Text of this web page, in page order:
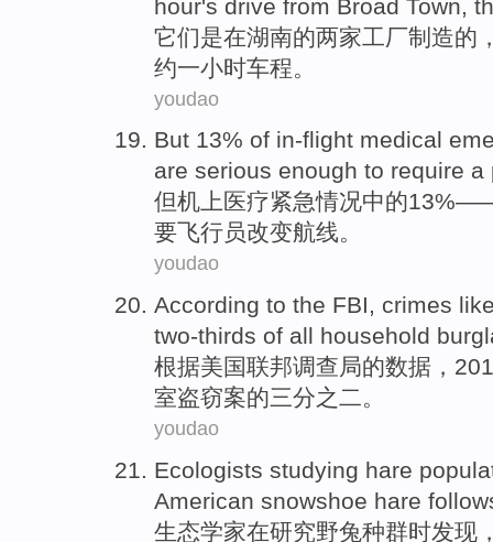
hour's drive from Broad Town ,
它们是在湖南的两家工厂制造的
约一小时车程 。
youdao
But 13% of in-flight medical
are serious enough to require a
但机上 医疗紧急情况中的
要飞行员改变航线。
youdao
According to the FBI, crimes
two-thirds of all household
根据美国联邦调查局的数据，
室盗窃案的三分之二。
youdao
Ecologists studying hare
American snowshoe hare
生态学家在研究野兔种群时发现